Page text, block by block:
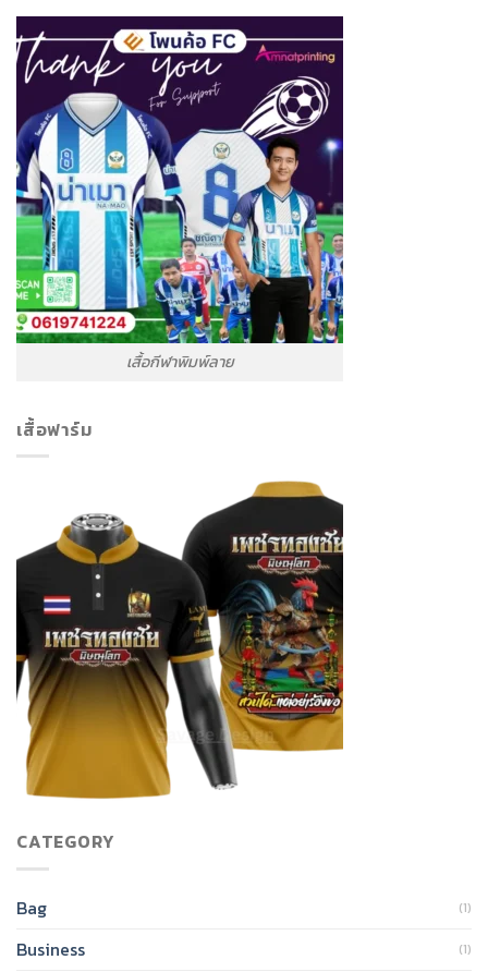
เสื้อกีฬาพิมพ์ลาย
เสื้อฟาร์ม
CATEGORY
Bag (1)
Business (1)